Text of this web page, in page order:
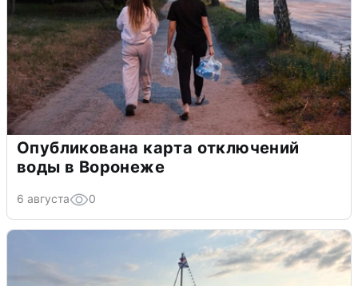
Опубликована карта отключений
воды в Воронеже
6 августа 0